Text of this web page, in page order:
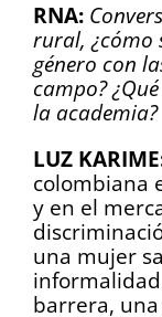
RNA:
rural, ¿cómo
género con
campo?
la academia?
LUZ
colombiana
y en el
una mujer
barrera,